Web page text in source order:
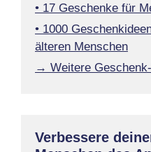
• 17 Geschenke für
• 1000
älteren Menschen
→ Weitere
Verbessere